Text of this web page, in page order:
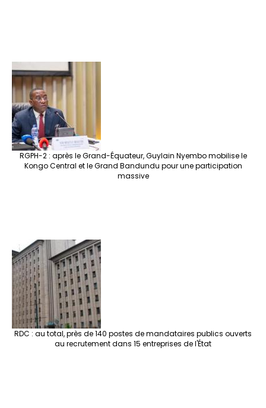
RGPH-2 : après le Grand-Équateur, Guylain Nyembo mobilise le
Kongo Central et le Grand Bandundu pour une participation
massive
RDC : au total, près de 140 postes de mandataires publics ouverts
au recrutement dans 15 entreprises de l'État